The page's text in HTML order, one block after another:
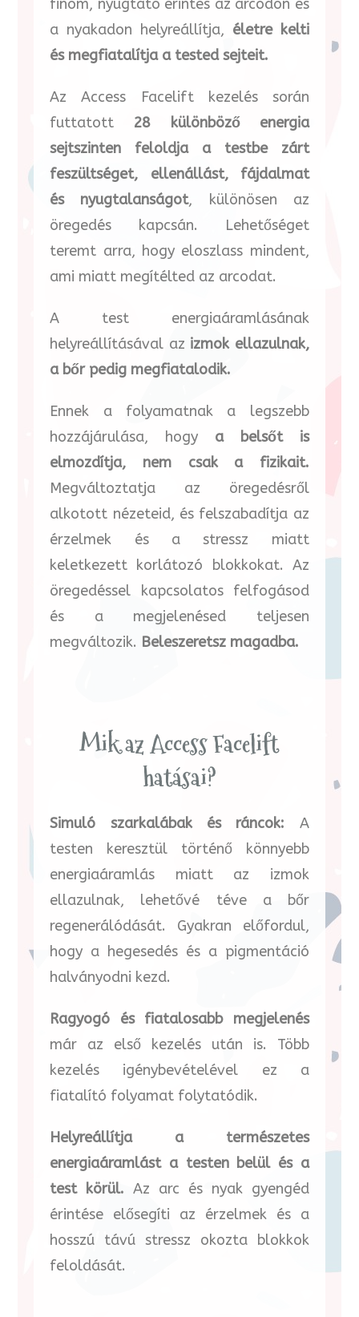
finom, nyugtató érintés az arcodon és
a nyakadon helyreállítja, életre kelti
és megfiatalítja a tested sejteit.
Az Access Facelift kezelés során
futtatott 28 különböző energia
sejtszinten feloldja a testbe zárt
feszültséget, ellenállást, fájdalmat
és nyugtalanságot, különösen az
öregedés kapcsán. Lehetőséget
teremt arra, hogy eloszlass mindent,
ami miatt megítélted az arcodat.
A test energiaáramlásának
helyreállításával az izmok ellazulnak,
a bőr pedig megfiatalodik.
Ennek a folyamatnak a legszebb
hozzájárulása, hogy a belsőt is
elmozdítja, nem csak a fizikait.
Megváltoztatja az öregedésről
alkotott nézeteid, és felszabadítja az
érzelmek és a stressz miatt
keletkezett korlátozó blokkokat. Az
öregedéssel kapcsolatos felfogásod
és a megjelenésed teljesen
megváltozik. Beleszeretsz magadba.
Mik az Access Facelift
hatásai?
Simuló szarkalábak és ráncok: A
testen keresztül történő könnyebb
energiaáramlás miatt az izmok
ellazulnak, lehetővé téve a bőr
regenerálódását. Gyakran előfordul,
hogy a hegesedés és a pigmentáció
halványodni kezd.
Ragyogó és fiatalosabb megjelenés
már az első kezelés után is. Több
kezelés igénybevételével ez a
fiatalító folyamat folytatódik.
Helyreállítja a természetes
energiaáramlást a testen belül és a
test körül. Az arc és nyak gyengéd
érintése elősegíti az érzelmek és a
hosszú távú stressz okozta blokkok
feloldását.